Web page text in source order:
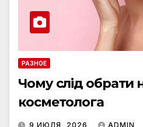
РАЗНОЕ
Чому слід обрати
косметолога
9 ИЮЛЯ, 2026 ADMIN